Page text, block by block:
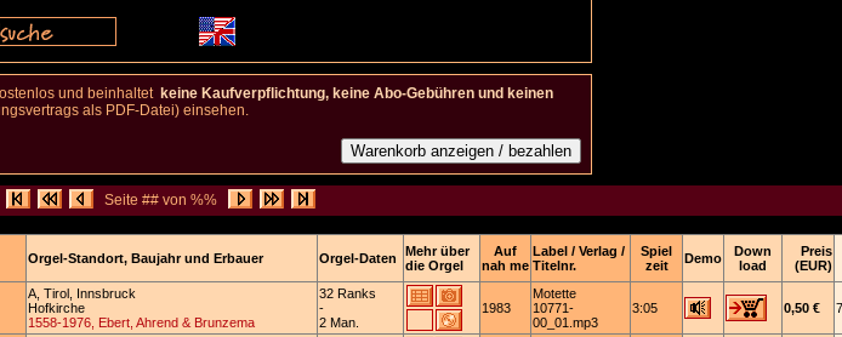
und beinhaltet keine Kaufverpflichtung, keine Abo-Gebühren und keinen
als PDF-Datei) einsehen.
Seite ## von %%
Orgel-Standort, Baujahr und Erbauer Orgel-Daten
Mehr über
die Orgel
Auf
nah me
Label / Verlag /
Titelnr.
Spiel
zeit
Demo
Down
load
Preis
(EUR)
A, Tirol, Innsbruck
Hofkirche
1558-1976, Ebert, Ahrend & Brunzema
32 Ranks
-
2 Man.
1983
Motette
10771-
00_01.mp3
3:05 0,50 €